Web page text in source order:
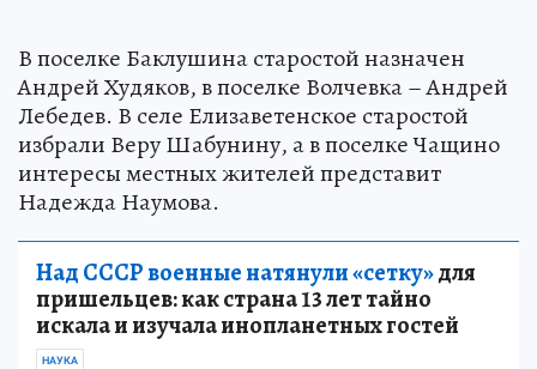
В поселке Баклушина старостой назначен
Андрей Худяков, в поселке Волчевка – Андрей
Лебедев. В селе Елизаветенское старостой
избрали Веру Шабунину, а в поселке Чащино
интересы местных жителей представит
Надежда Наумова.
Над СССР военные натянули «сетку»для
пришельцев: как страна 13 лет тайно
искала и изучала инопланетных гостей
НАУКА